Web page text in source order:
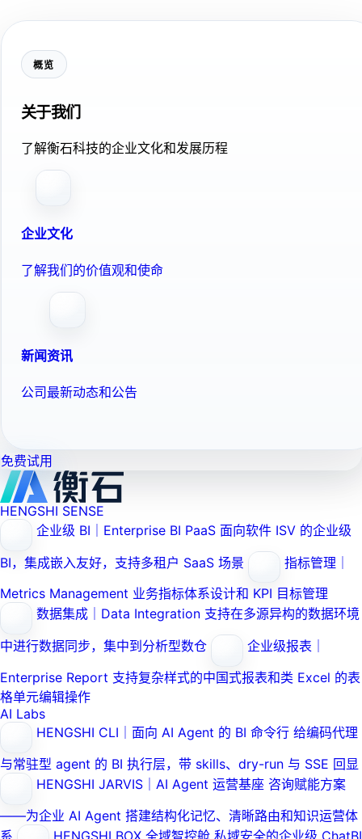
概览
关于我们
了解衡石科技的企业文化和发展历程
企业文化
了解我们的价值观和使命
新闻资讯
公司最新动态和公告
免费试用
HENGSHI SENSE
企业级 BI｜Enterprise BI PaaS 面向软件 ISV 的企业级
BI，集成嵌入友好，支持多租户 SaaS 场景
指标管理｜
Metrics Management 业务指标体系设计和 KPI 目标管理
数据集成｜Data Integration 支持在多源异构的数据环境
中进行数据同步，集中到分析型数仓
企业级报表｜
Enterprise Report 支持复杂样式的中国式报表和类 Excel 的表
格单元编辑操作
AI Labs
HENGSHI CLI｜面向 AI Agent 的 BI 命令行 给编码代理
与常驻型 agent 的 BI 执行层，带 skills、dry-run 与 SSE 回显
HENGSHI JARVIS｜AI Agent 运营基座 咨询赋能方案
——为企业 AI Agent 搭建结构化记忆、清晰路由和知识运营体
系
HENGSHI BOX 全域智控舱 私域安全的企业级 ChatBI